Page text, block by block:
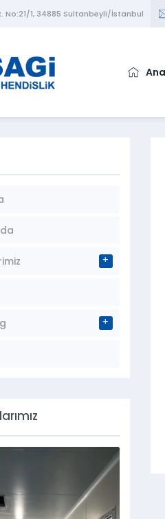
No:21/1, 34885 Sultanbeyli/İstanbul